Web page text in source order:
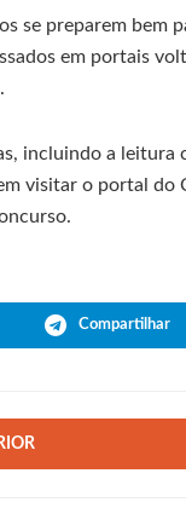
se preparem bem
em portais
incluindo a
visitar o portal do
Compartilhar